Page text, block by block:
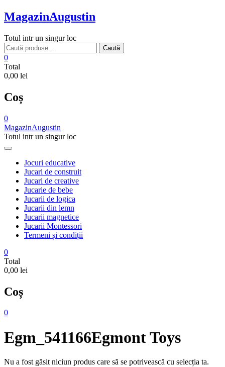
Skip
to
MagazinAugustin
Totul intr un singur loc
Caută
după:
Caută
0
Total
0,00 lei
Coș
0
MagazinAugustin
Totul intr un singur loc
Jocuri educative
Jucari de construit
Jucari de creative
Jucarie de bebe
Jucarii de logica
Jucarii din lemn
Jucarii magnetice
Jucarii Montessori
Termeni și condiții
0
Total
0,00 lei
Coș
0
Egm_541166Egmont Toys
Nu a fost găsit niciun produs care să se potrivească cu selecția ta.